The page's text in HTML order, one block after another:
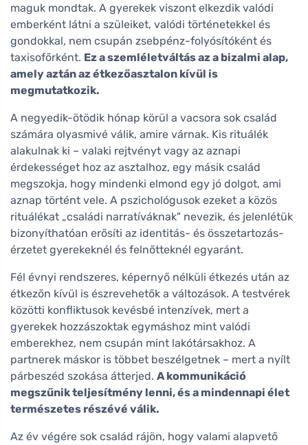
maguk mondtak. A gyerekek viszont elkezdik valódi
emberként látni a szüleiket, valódi történetekkel és
gondokkal, nem csupán zsebpénz-folyósítóként és
taxisofőrként. Ez a szemléletváltás az a bizalmi alap,
amely aztán az étkezőasztalon kívül is
megmutatkozik.
A negyedik-ötödik hónap körül a vacsora sok család
számára olyasmivé válik, amire várnak. Kis rituálék
alakulnak ki – valaki rejtvényt vagy az aznapi
érdekességet hoz az asztalhoz, egy másik család
megszokja, hogy mindenki elmond egy jó dolgot, ami
aznap történt vele. A pszichológusok ezeket a közös
rituálékat „családi narratíváknak" nevezik, és jelenlétük
bizonyíthatóan erősíti az identitás- és összetartozás-
érzetet gyerekeknél és felnőtteknél egyaránt.
Fél évnyi rendszeres, képernyő nélküli étkezés után az
étkezőn kívül is észrevehetők a változások. A testvérek
közötti konfliktusok kevésbé intenzívek, mert a
gyerekek hozzászoktak egymáshoz mint valódi
emberekhez, nem csupán mint lakótársakhoz. A
partnerek máskor is többet beszélgetnek – mert a nyílt
párbeszéd szokása átterjed. A kommunikáció
megszűnik teljesítmény lenni, és a mindennapi élet
természetes részévé válik.
Az év végére sok család rájön, hogy valami alapvető